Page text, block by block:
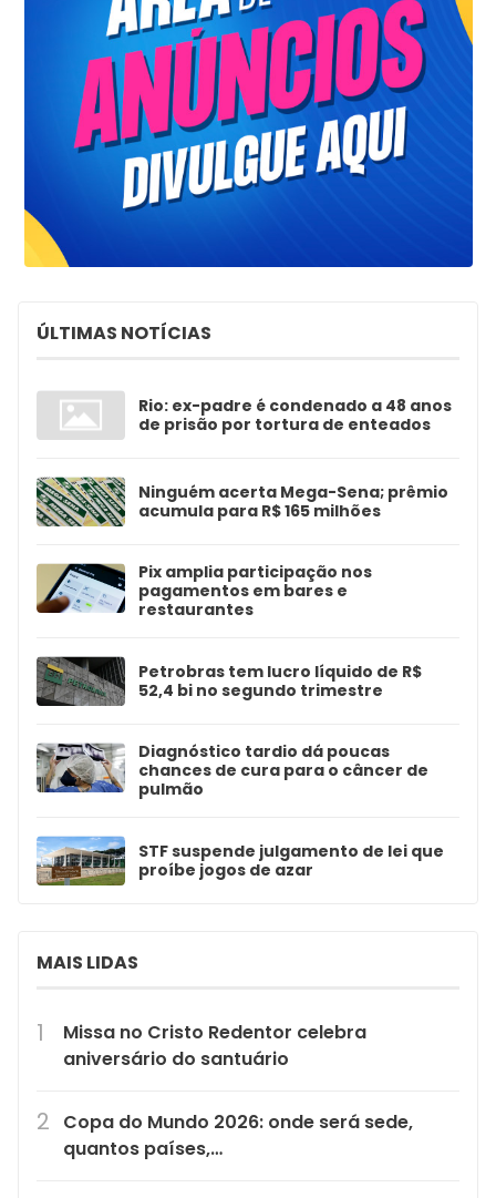
ÚLTIMAS NOTÍCIAS
Rio: ex-padre é condenado a 48 anos
de prisão por tortura de enteados
Ninguém acerta Mega-Sena; prêmio
acumula para R$ 165 milhões
Pix amplia participação nos
pagamentos em bares e
restaurantes
Petrobras tem lucro líquido de R$
52,4 bi no segundo trimestre
Diagnóstico tardio dá poucas
chances de cura para o câncer de
pulmão
STF suspende julgamento de lei que
proíbe jogos de azar
MAIS LIDAS
Missa no Cristo Redentor celebra
aniversário do santuário
Copa do Mundo 2026: onde será sede,
quantos países,…